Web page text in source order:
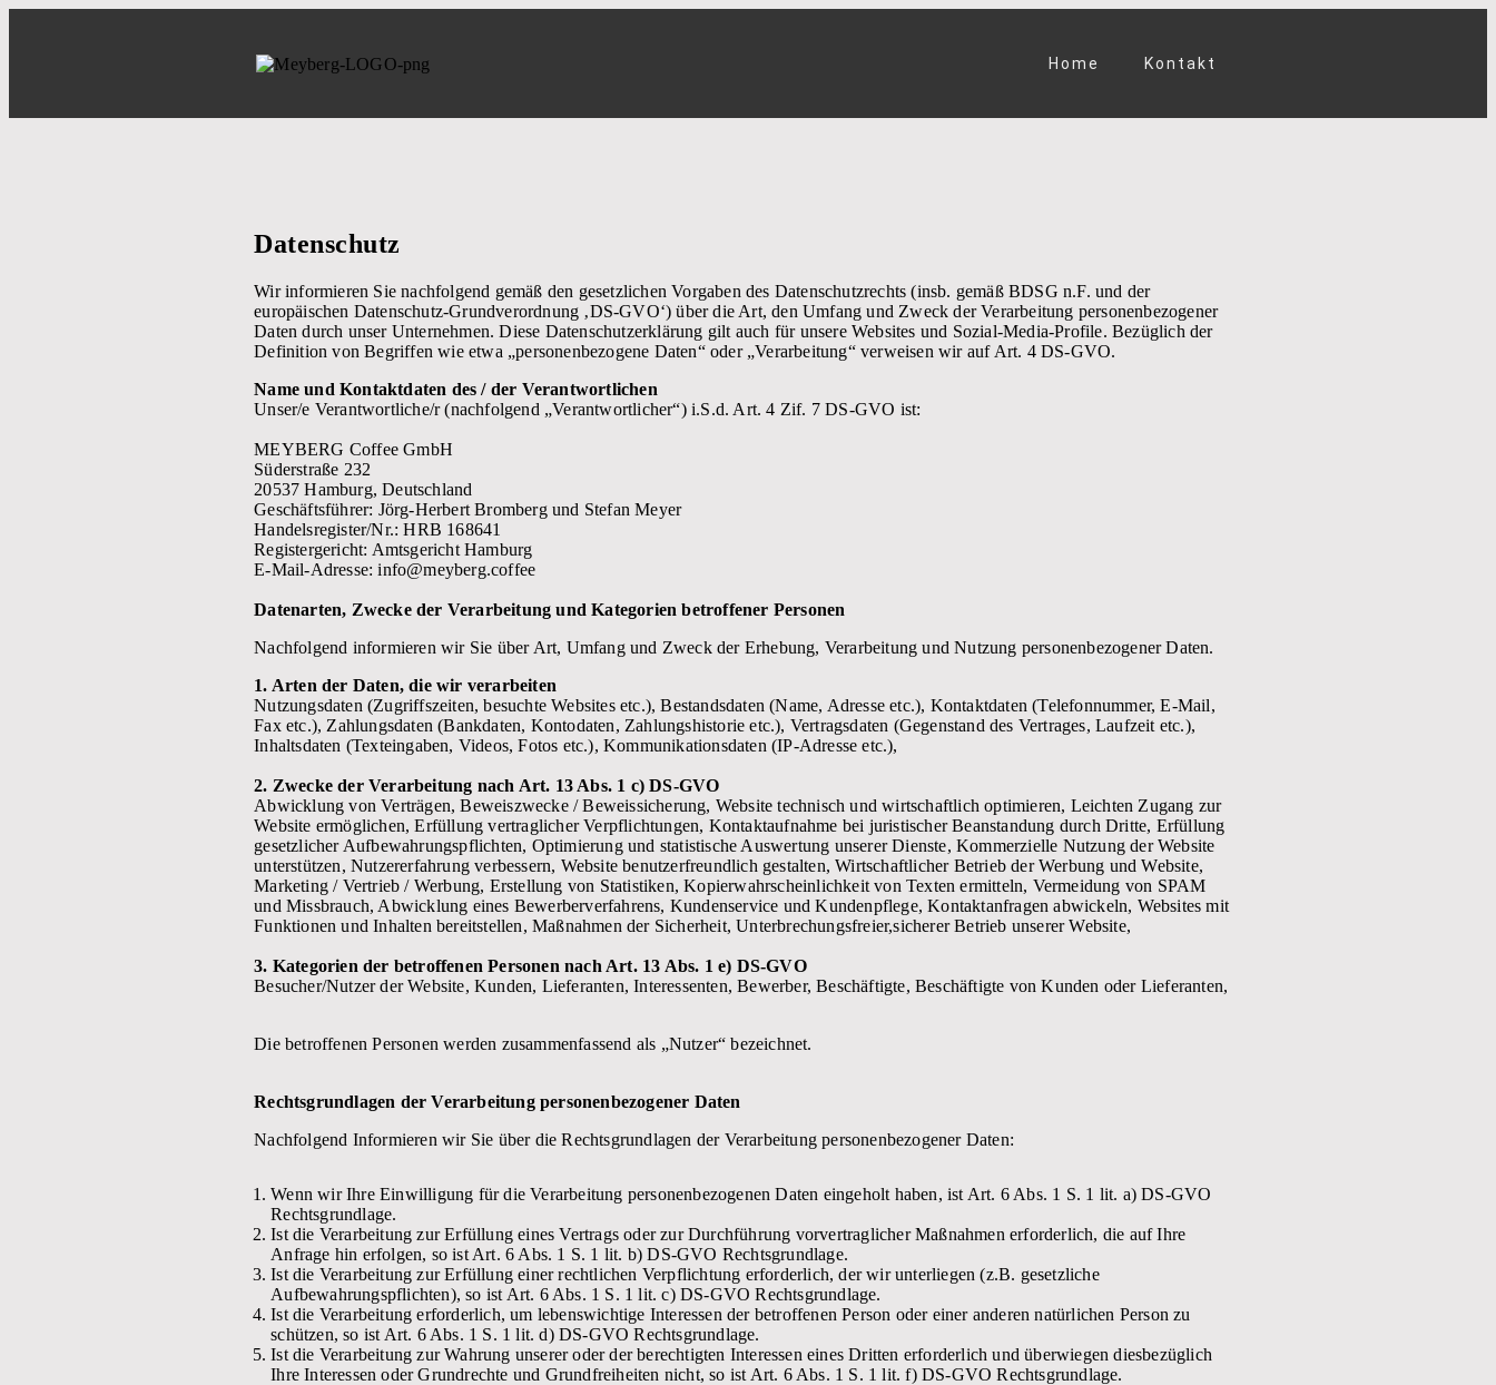
Home Kontakt
Datenschutz
Wir informieren Sie nachfolgend gemäß den gesetzlichen Vorgaben des Datenschutzrechts (insb. gemäß BDSG n.F. und der
europäischen Datenschutz-Grundverordnung ‚DS-GVO‘) über die Art, den Umfang und Zweck der Verarbeitung personenbezogener
Daten durch unser Unternehmen. Diese Datenschutzerklärung gilt auch für unsere Websites und Sozial-Media-Profile. Bezüglich der
Definition von Begriffen wie etwa „personenbezogene Daten“ oder „Verarbeitung“ verweisen wir auf Art. 4 DS-GVO.
Name und Kontaktdaten des / der Verantwortlichen
Unser/e Verantwortliche/r (nachfolgend „Verantwortlicher“) i.S.d. Art. 4 Zif. 7 DS-GVO ist:
MEYBERG Coffee GmbH
Süderstraße 232
20537 Hamburg, Deutschland
Geschäftsführer: Jörg-Herbert Bromberg und Stefan Meyer
Handelsregister/Nr.: HRB 168641
Registergericht: Amtsgericht Hamburg
E-Mail-Adresse: info@meyberg.coffee
Datenarten, Zwecke der Verarbeitung und Kategorien betroffener Personen
Nachfolgend informieren wir Sie über Art, Umfang und Zweck der Erhebung, Verarbeitung und Nutzung personenbezogener Daten.
1. Arten der Daten, die wir verarbeiten
Nutzungsdaten (Zugriffszeiten, besuchte Websites etc.), Bestandsdaten (Name, Adresse etc.), Kontaktdaten (Telefonnummer, E-Mail,
Fax etc.), Zahlungsdaten (Bankdaten, Kontodaten, Zahlungshistorie etc.), Vertragsdaten (Gegenstand des Vertrages, Laufzeit etc.),
Inhaltsdaten (Texteingaben, Videos, Fotos etc.), Kommunikationsdaten (IP-Adresse etc.),
2. Zwecke der Verarbeitung nach Art. 13 Abs. 1 c) DS-GVO
Abwicklung von Verträgen, Beweiszwecke / Beweissicherung, Website technisch und wirtschaftlich optimieren, Leichten Zugang zur
Website ermöglichen, Erfüllung vertraglicher Verpflichtungen, Kontaktaufnahme bei juristischer Beanstandung durch Dritte, Erfüllung
gesetzlicher Aufbewahrungspflichten, Optimierung und statistische Auswertung unserer Dienste, Kommerzielle Nutzung der Website
unterstützen, Nutzererfahrung verbessern, Website benutzerfreundlich gestalten, Wirtschaftlicher Betrieb der Werbung und Website,
Marketing / Vertrieb / Werbung, Erstellung von Statistiken, Kopierwahrscheinlichkeit von Texten ermitteln, Vermeidung von SPAM
und Missbrauch, Abwicklung eines Bewerberverfahrens, Kundenservice und Kundenpflege, Kontaktanfragen abwickeln, Websites mit
Funktionen und Inhalten bereitstellen, Maßnahmen der Sicherheit, Unterbrechungsfreier,sicherer Betrieb unserer Website,
3. Kategorien der betroffenen Personen nach Art. 13 Abs. 1 e) DS-GVO
Besucher/Nutzer der Website, Kunden, Lieferanten, Interessenten, Bewerber, Beschäftigte, Beschäftigte von Kunden oder Lieferanten,
Die betroffenen Personen werden zusammenfassend als „Nutzer“ bezeichnet.
Rechtsgrundlagen der Verarbeitung personenbezogener Daten
Nachfolgend Informieren wir Sie über die Rechtsgrundlagen der Verarbeitung personenbezogener Daten:
Wenn wir Ihre Einwilligung für die Verarbeitung personenbezogenen Daten eingeholt haben, ist Art. 6 Abs. 1 S. 1 lit. a) DS-GVO
Rechtsgrundlage.
Ist die Verarbeitung zur Erfüllung eines Vertrags oder zur Durchführung vorvertraglicher Maßnahmen erforderlich, die auf Ihre
Anfrage hin erfolgen, so ist Art. 6 Abs. 1 S. 1 lit. b) DS-GVO Rechtsgrundlage.
Ist die Verarbeitung zur Erfüllung einer rechtlichen Verpflichtung erforderlich, der wir unterliegen (z.B. gesetzliche
Aufbewahrungspflichten), so ist Art. 6 Abs. 1 S. 1 lit. c) DS-GVO Rechtsgrundlage.
Ist die Verarbeitung erforderlich, um lebenswichtige Interessen der betroffenen Person oder einer anderen natürlichen Person zu
schützen, so ist Art. 6 Abs. 1 S. 1 lit. d) DS-GVO Rechtsgrundlage.
Ist die Verarbeitung zur Wahrung unserer oder der berechtigten Interessen eines Dritten erforderlich und überwiegen diesbezüglich
Ihre Interessen oder Grundrechte und Grundfreiheiten nicht, so ist Art. 6 Abs. 1 S. 1 lit. f) DS-GVO Rechtsgrundlage.